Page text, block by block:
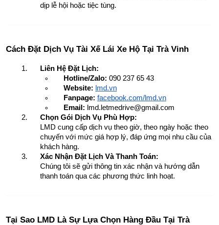
dịp lễ hội hoặc tiệc tùng.
Cách Đặt Dịch Vụ Tài Xế Lái Xe Hộ Tại Trà Vinh
Liên Hệ Đặt Lịch:
Hotline/Zalo: 090 237 65 43
Website: lmd.vn
Fanpage: facebook.com/lmd.vn
Email: lmd.letmedrive@gmail.com
Chọn Gói Dịch Vụ Phù Hợp:
LMD cung cấp dịch vụ theo giờ, theo ngày hoặc theo
chuyến với mức giá hợp lý, đáp ứng mọi nhu cầu của
khách hàng.
Xác Nhận Đặt Lịch Và Thanh Toán:
Chúng tôi sẽ gửi thông tin xác nhận và hướng dẫn
thanh toán qua các phương thức linh hoạt.
Tại Sao LMD Là Sự Lựa Chọn Hàng Đầu Tại Trà